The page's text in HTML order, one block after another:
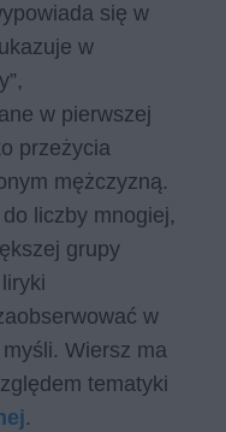
się w
w
w pierwszej
przeżycia
mężczyzną.
liczby mnogiej,
grupy
w
Wiersz ma
tematyki
.